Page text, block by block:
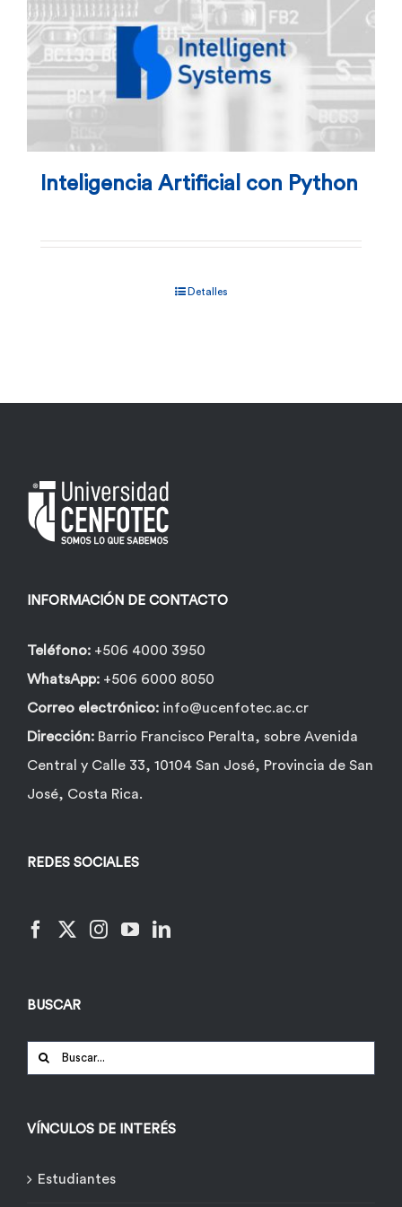
Inteligencia Artificial con Python
Detalles
INFORMACIÓN DE CONTACTO
Teléfono: +506 4000 3950
WhatsApp: +506 6000 8050
Correo electrónico: info@ucenfotec.ac.cr
Dirección: Barrio Francisco Peralta, sobre Avenida
Central y Calle 33, 10104 San José, Provincia de San
José, Costa Rica.
REDES SOCIALES
BUSCAR
Buscar:
VÍNCULOS DE INTERÉS
Estudiantes